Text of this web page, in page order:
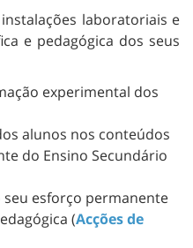
laboratoriais e
e pedagógica dos seus
experimental dos
alunos nos conteúdos
do Ensino Secundário
esforço permanente
(Acções de